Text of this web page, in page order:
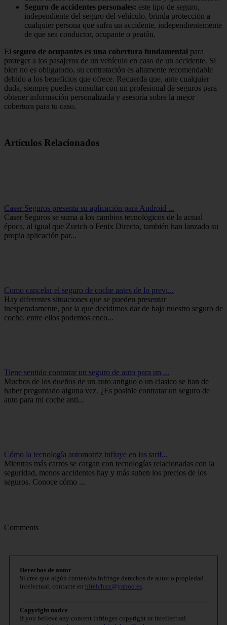
Seguro de accidentes personales: este tipo de seguro,
independiente del seguro del vehículo, brinda protección a
cualquier persona que sufra un accidente, independientemente
de que sea conductor, ocupante o peatón.
El seguro de ocupantes es una cobertura fundamental para
proteger a los pasajeros de un vehículo en caso de un accidente. Si
bien no es obligatorio, su contratación es altamente recomendable
debido a los beneficios que ofrece. Recuerda que, ante cualquier
duda, siempre puedes consultar con un profesional de seguros para
obtener información personalizada y asesoría sobre la mejor
cobertura para tu caso.
Artículos Relacionados
Caser Seguros presenta su aplicación para Android ...
Caser Seguros se suma a los cambios tecnológicos de la actual
época, al igual que Zurich o Fenix Directo, también han lanzado su
propia aplicación par...
Como cancelar el seguro de coche antes de lo previ...
Hay diferentes situaciones que se pueden presentar
inesperadamente, por la que decidimos dar de baja nuestro seguro de
coche, entre ellos podemos enco...
Tiene sentido contratar un seguro de auto para un ...
Muchos de los dueños de un auto antiguo o un clasico se han de
haber preguntado alguna vez. ¿Es posible contratar un seguro de
auto para mi coche anti...
Cómo la tecnología automotriz influye en las tarif...
Mientras más carros se cargan con tecnologías relacionadas con la
seguridad, menos accidentes hay y más suben los precios de los
seguros. Conoce cómo ...
Comments
Derechos de autor
Si cree que algún contenido infringe derechos de autor o propiedad
intelectual, contacte en bitelchux@yahoo.es
Copyright notice
If you believe any content infringes copyright or intellectual